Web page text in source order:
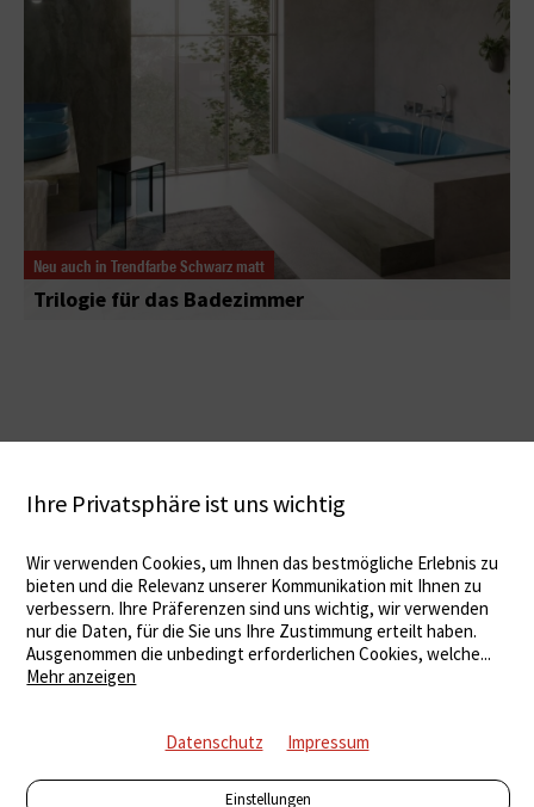
Neu auch in Trendfarbe Schwarz matt
Trilogie für das Badezimmer
Ihre Privatsphäre ist uns wichtig
Wir verwenden Cookies, um Ihnen das bestmögliche Erlebnis zu
bieten und die Relevanz unserer Kommunikation mit Ihnen zu
verbessern. Ihre Präferenzen sind uns wichtig, wir verwenden
nur die Daten, für die Sie uns Ihre Zustimmung erteilt haben.
Ausgenommen die unbedingt erforderlichen Cookies, welche...
Mehr anzeigen
Datenschutz Impressum
Einstellungen